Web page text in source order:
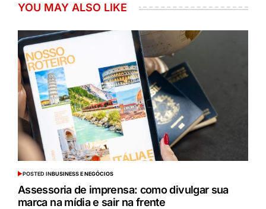
YOU MAY ALSO LIKE
POSTED INBUSINESS E NEGÓCIOS
Assessoria de imprensa: como divulgar sua
marca na mídia e sair na frente